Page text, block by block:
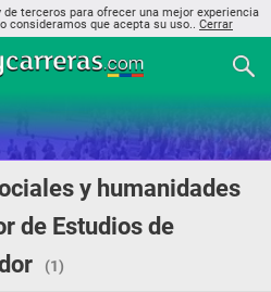
terceros para ofrecer una mejor experiencia
consideramos que acepta su uso.. Cerrar
y humanidades
de Estudios de
(1)